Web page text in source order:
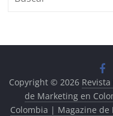
Copyright © 2026
de Marketing en
Colombia | Magazine